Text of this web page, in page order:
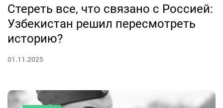
Стереть все, что связано с Россией:
Узбекистан решил пересмотреть
историю?
01.11.2025